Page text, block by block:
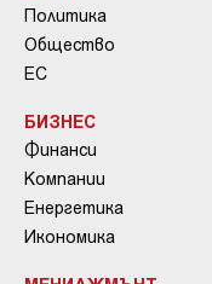
Политика
Общество
ЕС
БИЗНЕС
Финанси
Компании
Енергетика
Икономика